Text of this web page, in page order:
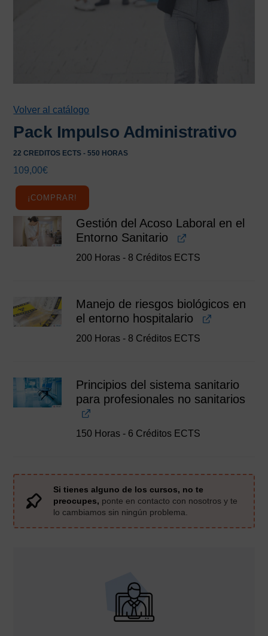
Volver al catálogo
Pack Impulso Administrativo
22 CREDITOS ECTS - 550 HORAS
109,00€
Gestión del Acoso Laboral en el
Entorno Sanitario
200 Horas - 8 Créditos ECTS
Manejo de riesgos biológicos en
el entorno hospitalario
200 Horas - 8 Créditos ECTS
Principios del sistema sanitario
para profesionales no sanitarios
150 Horas - 6 Créditos ECTS
¡COMPRAR!
Si tienes alguno de los cursos, no te
preocupes, ponte en contacto con nosotros y te
lo cambiamos sin ningún problema.